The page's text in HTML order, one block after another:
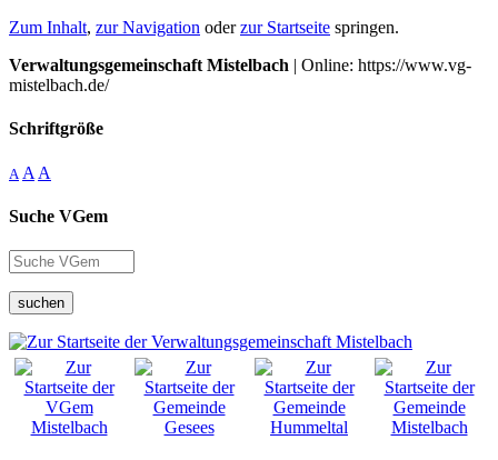
Zum Inhalt, zur Navigation oderzur Startseite springen.
Verwaltungsgemeinschaft Mistelbach | Online: https://www.vg-
mistelbach.de/
Schriftgröße
A A A
Suche VGem
suchen